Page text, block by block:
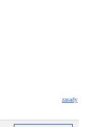
zasady